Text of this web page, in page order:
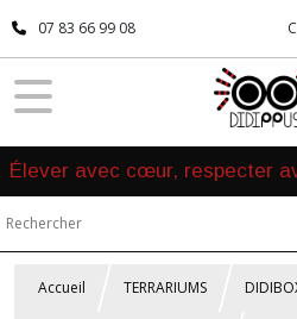
07 83 66 99 08
Élever avec cœur, respecter
Accueil TERRARIUMS